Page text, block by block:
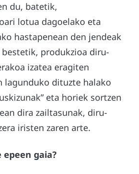
du, batetik,
lotua dagoelako eta
hastapenean den jendeak
produkzioa diru-
izatea eragiten
lagunduko dituzte halako
eta horiek sortzen
dira zailtasunak, diru-
iristen zaren arte.
epeen gaia?